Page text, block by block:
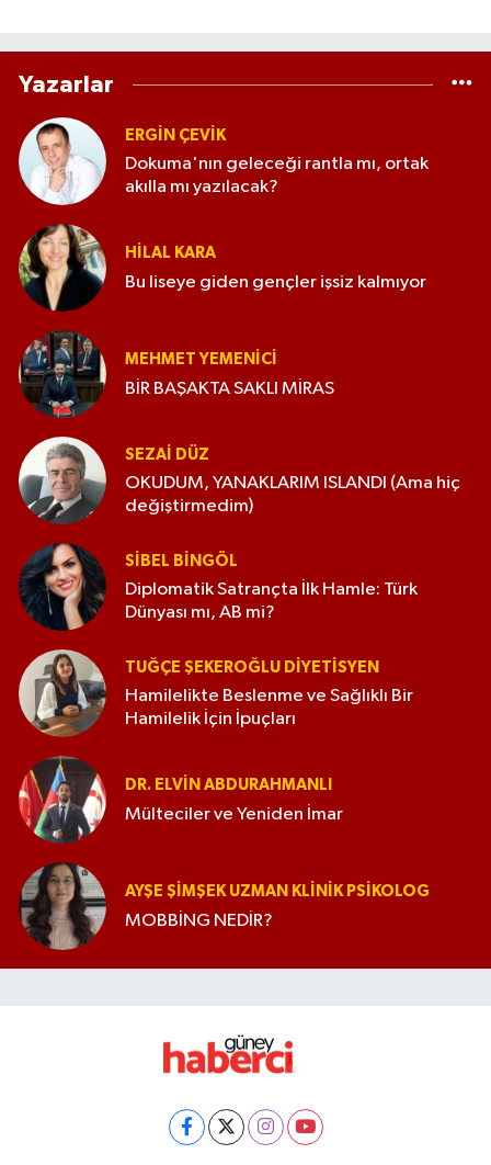
Yazarlar
ERGIN ÇEVİK
Dokuma'nın geleceği rantla mı, ortak
akılla mı yazılacak?
HILAL KARA
Bu liseye giden gençler işsiz kalmıyor
MEHMET YEMENICI
BİR BAŞAKTA SAKLI MİRAS
SEZAI DÜZ
OKUDUM, YANAKLARIM ISLANDI (Ama hiç
değiştirmedim)
SIBEL BINGÖL
Diplomatik Satrançta İlk Hamle: Türk
Dünyası mı, AB mi?
TUĞÇE ŞEKEROĞLU DIYETISYEN
Hamilelikte Beslenme ve Sağlıklı Bir
Hamilelik İçin İpuçları
DR. ELVIN ABDURAHMANLI
Mülteciler ve Yeniden İmar
AYŞE ŞIMŞEK UZMAN KLINIK PSIKOLOG
MOBBİNG NEDİR?